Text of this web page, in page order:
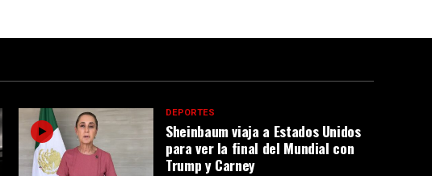
DEPORTES
Sheinbaum viaja a Estados Unidos
para ver la final del Mundial con
Trump y Carney